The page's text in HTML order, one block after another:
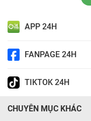
APP 24H
FANPAGE 24H
TIKTOK 24H
CHUYÊN MỤC KHÁC